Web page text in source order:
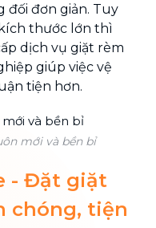
đối đơn giản. Tuy
thước lớn thì
dịch vụ giặt rèm
giúp việc vệ
tiện hơn.
mới và bền bỉ
- Đặt giặt
chóng, tiện